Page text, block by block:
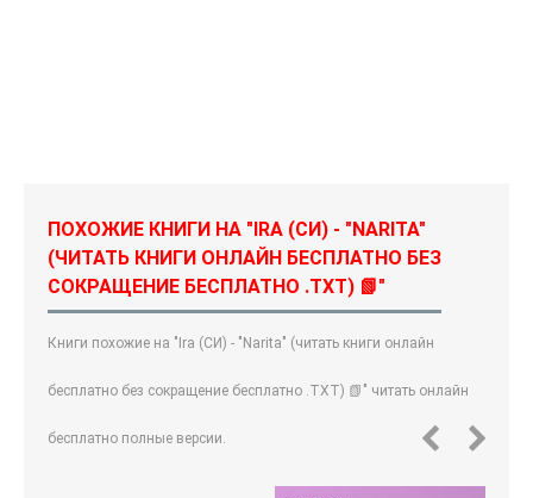
ПОХОЖИЕ КНИГИ НА "IRA (СИ) - "NARITA"
(ЧИТАТЬ КНИГИ ОНЛАЙН БЕСПЛАТНО БЕЗ
СОКРАЩЕНИЕ БЕСПЛАТНО .TXT) 📗"
Книги похожие на "Ira (СИ) - "Narita" (читать книги онлайн
бесплатно без сокращение бесплатно .TXT) 📗" читать онлайн
бесплатно полные версии.